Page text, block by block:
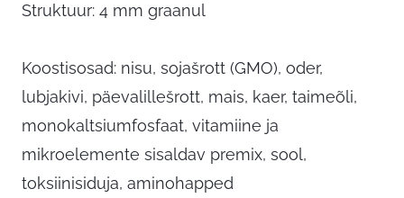
Struktuur: 4 mm graanul
Koostisosad: nisu, sojašrott (GMO), oder,
lubjakivi, päevalillešrott, mais, kaer, taimeõli,
monokaltsiumfosfaat, vitamiine ja
mikroelemente sisaldav premix, sool,
toksiinisiduja, aminohapped